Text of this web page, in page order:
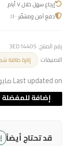
إرجاع سهل خلال ٧ أيام
دفع آمن ومشفّر ١٠٠٪
رقم المنتج: 3ED14405
التصنيفات:
إنارة طاقة
Last updated on مايو 14, 2026 3:40 ص
قد تحتاج أيضاً